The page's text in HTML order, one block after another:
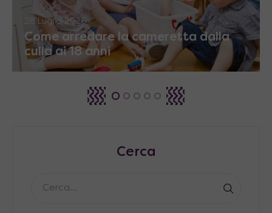
28 Luglio 2026
Come arredare la cameretta dalla
culla ai 18 anni
Cerca